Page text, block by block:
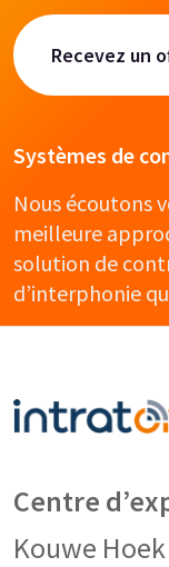
Recevez un
Systèmes de
Nous écoutons
meilleure
solution de
d’interphonie
Centre
Kouwe